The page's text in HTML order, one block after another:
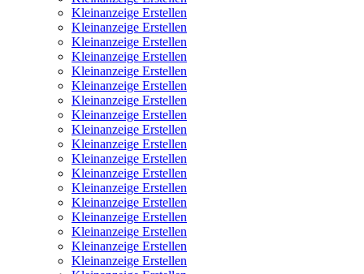
Kleinanzeige Erstellen
Kleinanzeige Erstellen
Kleinanzeige Erstellen
Kleinanzeige Erstellen
Kleinanzeige Erstellen
Kleinanzeige Erstellen
Kleinanzeige Erstellen
Kleinanzeige Erstellen
Kleinanzeige Erstellen
Kleinanzeige Erstellen
Kleinanzeige Erstellen
Kleinanzeige Erstellen
Kleinanzeige Erstellen
Kleinanzeige Erstellen
Kleinanzeige Erstellen
Kleinanzeige Erstellen
Kleinanzeige Erstellen
Kleinanzeige Erstellen